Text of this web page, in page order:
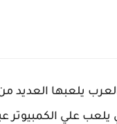
يلعبها العديد
يلعب علي الكمبيوتر